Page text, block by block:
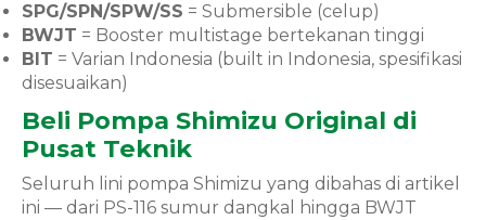
SPG/SPN/SPW/SS = Submersible (celup)
BWJT = Booster multistage bertekanan tinggi
BIT = Varian Indonesia (built in Indonesia, spesifikasi
disesuaikan)
Beli Pompa Shimizu Original di
Pusat Teknik
Seluruh lini pompa Shimizu yang dibahas di artikel
ini — dari PS-116 sumur dangkal hingga BWJT